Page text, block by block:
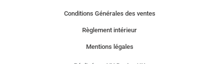
Conditions Générales des ventes
Règlement intérieur
Mentions légales